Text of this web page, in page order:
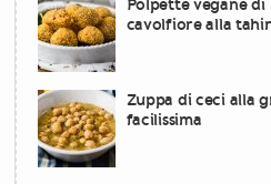
Polpette vegane di
cavolfiore alla
Zuppa di ceci alla
facilissima